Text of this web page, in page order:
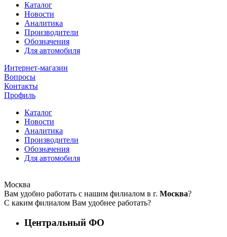
Каталог
Новости
Аналитика
Производители
Обозначения
Для автомобиля
Интернет-магазин
Вопросы
Контакты
Профиль
Каталог
Новости
Аналитика
Производители
Обозначения
Для автомобиля
Москва
Вам удобно работать с нашим филиалом в г. Москва?
С каким филиалом Вам удобнее работать?
Центральный ФО